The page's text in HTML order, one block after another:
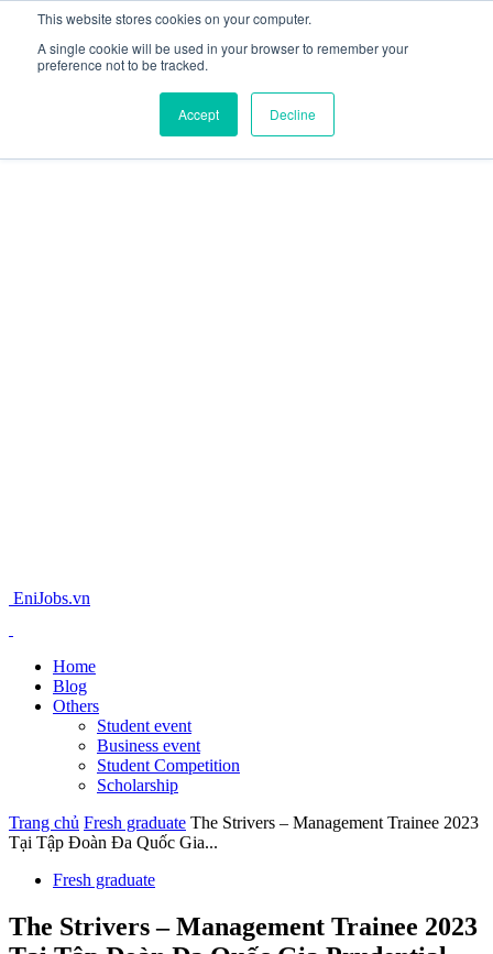
This website stores cookies on your computer.
A single cookie will be used in your browser to remember your
preference not to be tracked.
Accept Decline
EniJobs.vn
Home
Blog
Others
Student event
Business event
Student Competition
Scholarship
Trang chủ Fresh graduate The Strivers – Management Trainee 2023
Tại Tập Đoàn Đa Quốc Gia...
Fresh graduate
The Strivers – Management Trainee 2023